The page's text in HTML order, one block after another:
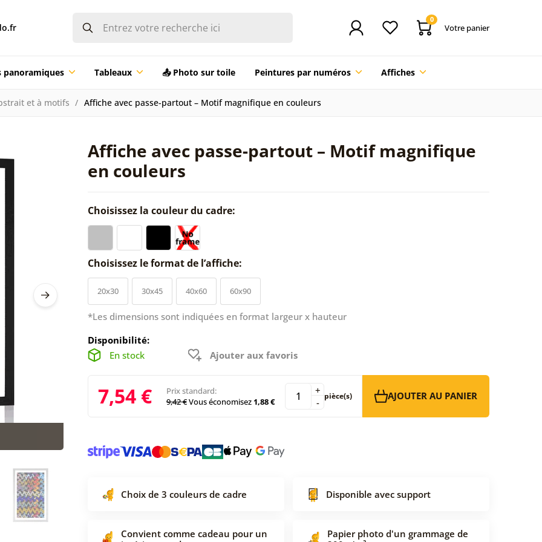
0
Votre panier
panoramiques Tableaux 📤 Photo sur toile Peintures par numéros Affiches
et à motifs Affiche avec passe-partout – Motif magnifique en couleurs
Affiche avec passe-partout – Motif magnifique
en couleurs
Choisissez la couleur du cadre:
Choisissez le format de l’affiche:
20x30 30x45 40x60 60x90
*Les dimensions sont indiquées en format largeur x hauteur
Disponibilité:
En stock
Ajouter aux favoris
7,54 €
Prix standard:
9,42 €Vous économisez 1,88 € -
+ pièce(s) AJOUTER AU PANIER
Choix de 3 couleurs de cadre Disponible avec support
Convient comme cadeau pour un
Papier photo d'un grammage de